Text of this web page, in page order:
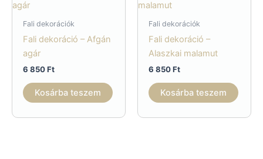
Fali dekorációk
Fali dekoráció – Afgán
agár
6 850Ft
Kosárba teszem
Fali dekorációk
Fali dekoráció –
Alaszkai malamut
6 850Ft
Kosárba teszem